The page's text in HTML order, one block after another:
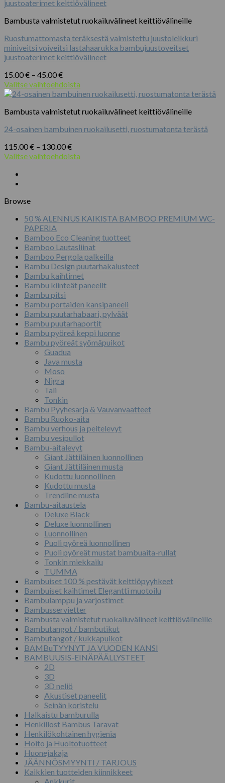
Bambusta valmistetut ruokailuvälineet keittiövälineille
Ruostumattomasta teräksestä valmistettu juustoleikkuri
miniveitsi voiveitsi lastahaarukka bambujuustoveitset
juustoaterimet keittiövälineet
15.00€ – 45.00€
15.00 €
-
Valitse vaihtoehdoista
Tällä
on
muunnelma.
tehdä
valinnat
sivulla.
Bambusta valmistetut ruokailuvälineet keittiövälineille
24-osainen bambuinen ruokailusetti, ruostumatonta terästä
115.00€ – 130.00€
115.00 €
Valitse vaihtoehdoista
tuotteella
muunnelma.
tehdä
valinnat
tuotteen
sivulla.
Browse
50 % ALENNUS KAIKISTA BAMBOO PREMIUM WC-
PAPERIA
Bamboo Eco Cleaning tuotteet
Bamboo Lautasliinat
Bamboo Pergola palkeilla
Bambu Design puutarhakalusteet
Bambu kaihtimet
Bambu kiinteät paneelit
Bambu pitsi
Bambu portaiden kansipaneeli
Bambu puutarhabaari, pylväät
Bambu puutarhaportit
Bambu pyöreä keppi luonne
Bambu pyöreät syömäpuikot
Guadua
Java musta
Moso
Nigra
Tali
Tonkin
Bambu Pyyhesarja & Vauvanvaatteet
Bambu Ruoko-aita
Bambu verhous ja peitelevyt
Bambu vesipullot
Bambu-aitalevyt
Giant Jättiläinen luonnollinen
Giant Jättiläinen musta
Kudottu luonnollinen
Kudottu musta
Trendline musta
Bambu-aitaustela
Deluxe Black
Deluxe luonnollinen
Luonnollinen
Puoli pyöreä luonnollinen
Puoli pyöreät mustat bambuaita-rullat
Tonkin miekkailu
TUMMA
Bambuiset 100 % pestävät keittiöpyyhkeet
Bambuiset kaihtimet Elegantti muotoilu
Bambulamppu ja varjostimet
Bambusservietter
Bambusta valmistetut ruokailuvälineet keittiövälineille
Bambutangot / bambutikut
Bambutangot / kukkapuikot
BAMBuTYYNYT JA VUODEN KANSI
BAMBUUSIS-EINÄPÄÄLLYSTEET
2D
3D
3D neliö
Akustiset paneelit
Seinän koristelu
Halkaistu bamburulla
Henkillost Bambus Taravat
Henkilökohtainen hygienia
Hoito ja Huoltotuotteet
Huonejakaja
JÄÄNNÖSMYYNTI / TARJOUS
Kaikkien tuotteiden kiinnikkeet